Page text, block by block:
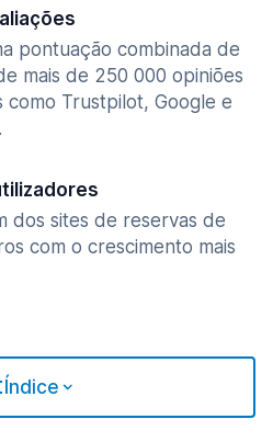
pontuação combinada de
mais de 250 000 opiniões
como Trustpilot, Google e
dos sites de reservas de
com o crescimento mais
Índice